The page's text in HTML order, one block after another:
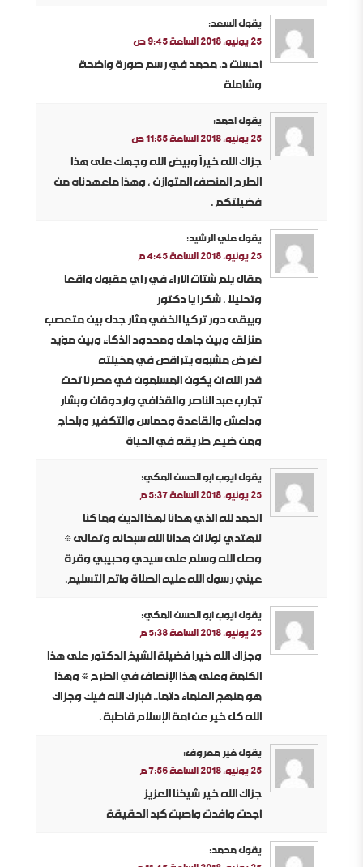
يقولالسعد:
25 يونيو، 2018 الساعة 9:45 ص
أحسنت د. محمد في رسم صورة واضحة
وشاملة
يقولاحمد:
25 يونيو، 2018 الساعة 11:55 ص
جزاك الله خيراً وبيض الله وجهك على هذا
الطرح المنصف المتوازن ، وهذا ماعهدناه من
فضيلتكم .
يقولعلي الرشيد:
25 يونيو، 2018 الساعة 4:45 م
مقال يلم شتات الآراء في رأي مقبول واقعا
وتحليلا ، شكرا يا دكتور
ويبقى دور تركيا الخفي مثار جدل بين متعصب
منزلق وبين جاهل ومحدود الذكاء وبين مؤيد
لغرض مشبوه يتراقص في مخيلته
قدر الله أن يكون المسلمون في عصرنا تحت
تجارب عبد الناصر والقذافي وأردوقان وبشار
وداعش والقاعدة وحماس والتكفير وبلحاج
ومن ضيع طريقه في الحياة
يقولأيوب أبو الحسن المكي:
25 يونيو، 2018 الساعة 5:37 م
الحمد لله الذي هدانا لهذا الدين وما كنا
لنهتدي لولا أن هدانا الله سبحانه وتعالى *
وصل الله وسلم على سيدي وحبيبي وقرة
عيني رسول الله عليه الصلاة وأتم التسليم.
يقولأيوب أبو الحسن المكي:
25 يونيو، 2018 الساعة 5:38 م
وجزاك الله خيرا فضيلة الشيخ الدكتور على هذا
الكلمة وعلى هذا الإنصاف في الطرح * وهذا
هو منهج العلماء دائما.. فبارك الله فيك وجزاك
الله كل خير عن أمة الإسلام قاطبة .
يقولغير معروف:
25 يونيو، 2018 الساعة 7:56 م
جزاك الله خير شيخنا العزيز
أجدت وأفدت وأصبت كبد الحقيقة
يقولمحمد: